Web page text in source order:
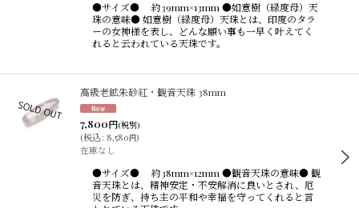
●サイズ● 約39mm×13mm ●如意樹（緑度母）天
珠の意味● 如意樹（緑度母）天珠とは、印度のタラ
ーの女神様を表し、どんな願い事も一早く叶えてく
れると云われている天珠です。
高級老鉱朱砂紅・観音天珠 38mm
7,800円(税別)
(税込: 8,580円)
在庫なし
●サイズ● 約38mm×12mm ●観音天珠の意味● 観
音天珠とは、精神安定・不安解消に良いとされ、厄
災を防ぎ、持ち主の平和や幸福を守ってくれると言